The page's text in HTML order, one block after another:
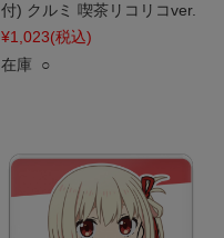
付) クルミ 喫茶リコリコver.
¥1,023(税込)
在庫 ○